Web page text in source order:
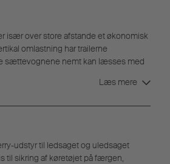
især over store afstande et økonomisk
omlastning har trailerne
sættevognene nemt kan læsses med
Læs mere
udstyr til ledsaget og uledsaget
til sikring af køretøjet på færgen,